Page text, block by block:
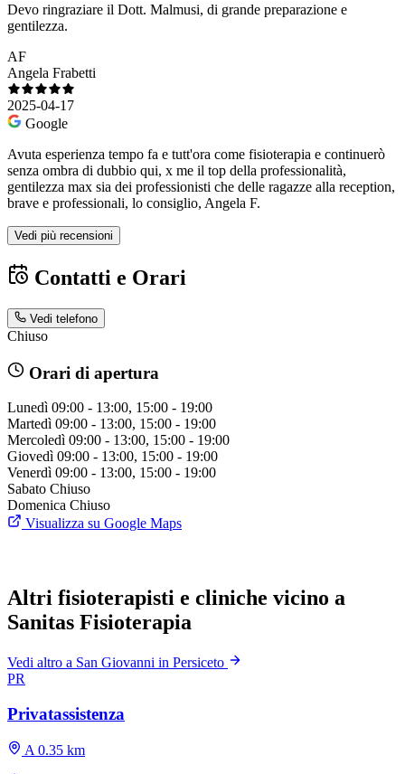
Devo ringraziare il Dott. Malmusi, di grande preparazione e
gentilezza.
AF
Angela Frabetti
2025-04-17
Google
Avuta esperienza tempo fa e tutt'ora come fisioterapia e continuerò
senza ombra di dubbio qui, x me il top della professionalità,
gentilezza max sia dei professionisti che delle ragazze alla reception,
brave e professionali, lo consiglio, Angela F.
Vedi più recensioni
Contatti e Orari
Vedi telefono
Chiuso
Orari di apertura
Lunedì 09:00 - 13:00, 15:00 - 19:00
Martedì 09:00 - 13:00, 15:00 - 19:00
Mercoledì 09:00 - 13:00, 15:00 - 19:00
Giovedì 09:00 - 13:00, 15:00 - 19:00
Venerdì 09:00 - 13:00, 15:00 - 19:00
Sabato Chiuso
Domenica Chiuso
Visualizza su Google Maps
Altri fisioterapisti e cliniche vicino a
Sanitas Fisioterapia
Vedi altro a San Giovanni in Persiceto
PR
Privatassistenza
A 0.35 km